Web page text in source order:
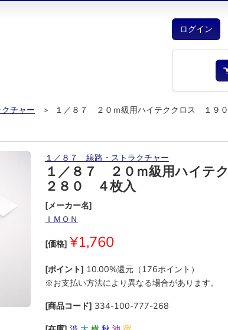
ログイン
チャー
＞ １／８７ ２０ｍ級用ハイテククロス １９
１／８７ 線路・ストラクチャー
１／８７ ２０ｍ級用ハイテ
２８０ ４枚入
[メーカー名]
ＩＭＯＮ
[価格] ¥1,760
[ポイント] 10.00%還元（176ポイント）
※お支払い方法により異なる場合があります。
[商品コード] 334-100-777-268